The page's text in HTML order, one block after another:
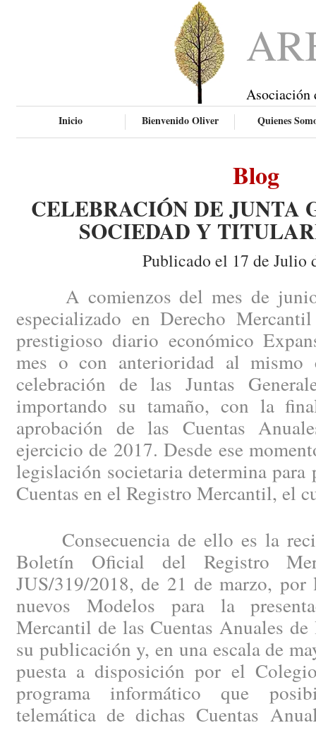
Asociación
Inicio Bienvenido Oliver Quienes
Blog
CELEBRACIÓN DE JUNTA
SOCIEDAD Y
Publicado el 17 de Julio
A comienzos del mes de junio,
especializado en Derecho
prestigioso diario económico
mes o con anterioridad al mismo
celebración de las Juntas
importando su tamaño, con la
aprobación de las Cuentas
ejercicio de 2017. Desde ese
legislación societaria determina para
Cuentas en el Registro Mercantil, el
Consecuencia de ello es la
Boletín Oficial del Registro
JUS/319/2018, de 21 de marzo, por
nuevos Modelos para la
Mercantil de las Cuentas Anuales
su publicación y, en una escala de
puesta a disposición por el
programa informático que
telemática de dichas Cuentas